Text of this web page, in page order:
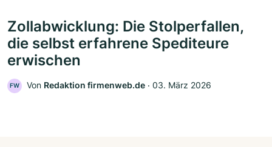
Zollabwicklung: Die Stolperfallen,
die selbst erfahrene Spediteure
erwischen
FW Von Redaktion firmenweb.de ‧ 03. März 2026